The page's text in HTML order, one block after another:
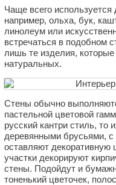
Чаще всего
например, ольха, бук,
линолеум или
встречаться в подобном
лишь те изделия,
натуральных.
Стены обычно
пастельной цветовой
русский кантри стиль,
деревянными брусьями,
оставляют декоративную
участки декорируют
стены. Подойдут и
тоненький цветочек,